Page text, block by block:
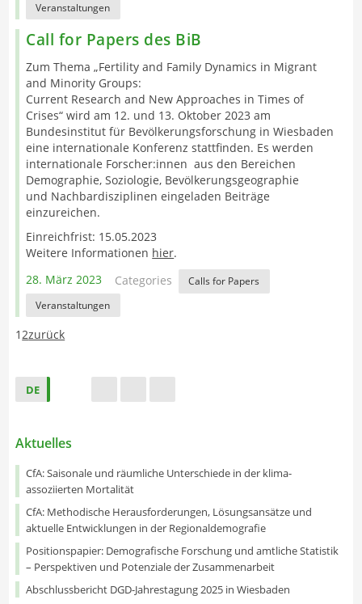
Veranstaltungen
Call for Papers des BiB
Zum Thema „Fertility and Family Dynamics in Migrant
and Minority Groups:
Current Research and New Approaches in Times of
Crises“ wird am 12. und 13. Oktober 2023 am
Bundesinstitut für Bevölkerungsforschung in Wiesbaden
eine internationale Konferenz stattfinden. Es werden
internationale Forscher:innen aus den Bereichen
Demographie, Soziologie, Bevölkerungsgeographie
und Nachbardisziplinen eingeladen Beiträge
einzureichen.
Einreichfrist: 15.05.2023
Weitere Informationen hier.
28. März 2023
Categories
Calls for Papers
Veranstaltungen
12zurück
DE
Aktuelles
CfA: Saisonale und räumliche Unterschiede in der klima-
assoziierten Mortalität
CfA: Methodische Herausforderungen, Lösungsansätze und
aktuelle Entwicklungen in der Regionaldemografie
Positionspapier: Demografische Forschung und amtliche Statistik
– Perspektiven und Potenziale der Zusammenarbeit
Abschlussbericht DGD-Jahrestagung 2025 in Wiesbaden